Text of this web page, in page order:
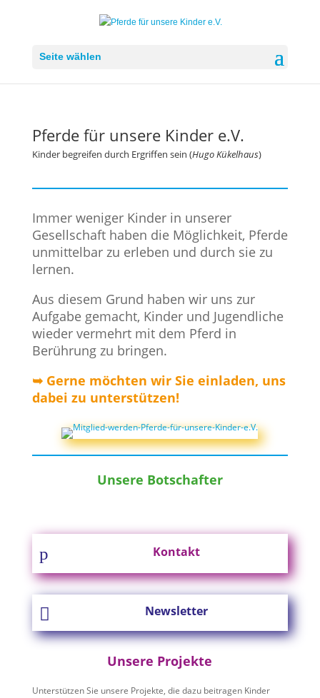
Seite wählen
Pferde für unsere Kinder e.V.
Kinder begreifen durch Ergriffen sein (Hugo Kükelhaus)
Immer weniger Kinder in unserer
Gesellschaft haben die Möglichkeit, Pferde
unmittelbar zu erleben und durch sie zu
lernen.
Aus diesem Grund haben wir uns zur
Aufgabe gemacht, Kinder und Jugendliche
wieder vermehrt mit dem Pferd in
Berührung zu bringen.
➥ Gerne möchten wir Sie einladen, uns
dabei zu unterstützen!
Unsere Botschafter
p Kontakt
 Newsletter
Unsere Projekte
Unterstützen Sie unsere Projekte, die dazu beitragen Kinder